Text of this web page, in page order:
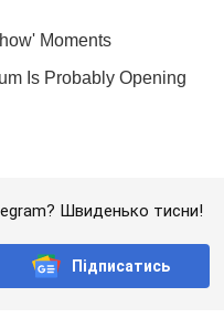
Швиденько тисни!
Підписатись